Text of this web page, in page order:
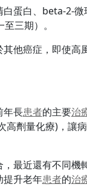
蛋白、beta-2-微
三期）。
其他癌症，即使高
年長患者的主要治
高劑量化療)，讓
最近還有不同機
提升老年患者的治